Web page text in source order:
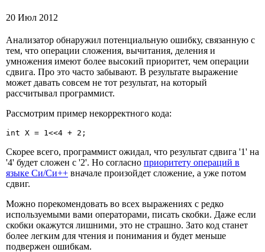
20 Июл 2012
Анализатор обнаружил потенциальную ошибку, связанную с
тем, что операции сложения, вычитания, деления и
умножения имеют более высокий приоритет, чем операции
сдвига. Про это часто забывают. В результате выражение
может давать совсем не тот результат, на который
рассчитывал программист.
Рассмотрим пример некорректного кода:
int X = 1<<4 + 2;
Скорее всего, программист ожидал, что результат сдвига '1' на
'4' будет сложен с '2'. Но согласно приоритету операций в
языке Си/Си++ вначале произойдет сложение, а уже потом
сдвиг.
Можно порекомендовать во всех выражениях с редко
используемыми вами операторами, писать скобки. Даже если
скобки окажутся лишними, это не страшно. Зато код станет
более легким для чтения и понимания и будет меньше
подвержен ошибкам.